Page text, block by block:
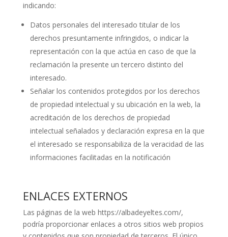
indicando:
Datos personales del interesado titular de los
derechos presuntamente infringidos, o indicar la
representación con la que actúa en caso de que la
reclamación la presente un tercero distinto del
interesado.
Señalar los contenidos protegidos por los derechos
de propiedad intelectual y su ubicación en la web, la
acreditación de los derechos de propiedad
intelectual señalados y declaración expresa en la que
el interesado se responsabiliza de la veracidad de las
informaciones facilitadas en la notificación
ENLACES EXTERNOS
Las páginas de la web https://albadeyeltes.com/,
podría proporcionar enlaces a otros sitios web propios